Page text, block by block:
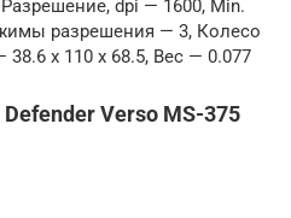
dpi — 1600, Min.
разрешения — 3, Колесо
x 110 x 68.5, Вес — 0.077
Verso MS-375